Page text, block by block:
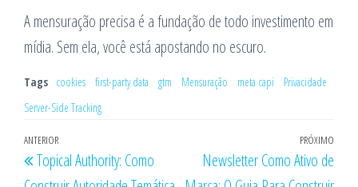
A mensuração precisa é a fundação de todo investimento em
mídia. Sem ela, você está apostando no escuro.
Tags cookies first-party data gtm Mensuração meta capi
Privacidade
Server-Side Tracking
Navegação
de
Post
anterior
ANTERIOR
Topical Authority: Como
PRÓXIMO
Newsletter Como Ativo de